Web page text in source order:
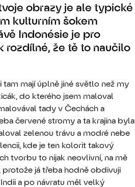
obrazy je ale typické
kulturním šokem
Indonésie je pro
rozdílné, že tě to naučilo
mají úplně jiné světlo než my
do kterého jsem maloval
tady v Čechách a
červené stromy a ta krajina byla
zelenou trávu a modré nebe
kde je ten kolorit takový
tvorbu to nijak neovlivní, na mě
já třeba hodně obdivuji
a po návratu měl velký